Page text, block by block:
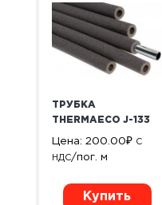
ТРУБКА
THERMAECO J-133
Цена: 200.00₽ С
НДС/пог. м
Купить